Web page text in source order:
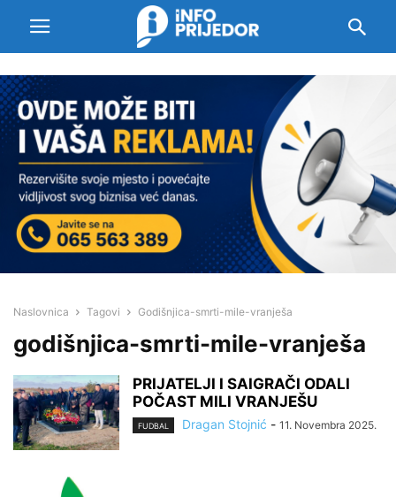
Naslovnica Tagovi Godišnjica-smrti-mile-vranješa
godišnjica-smrti-mile-vranješa
PRIJATELJI I SAIGRAČI ODALI
POČAST MILI VRANJEŠU
FUDBAL Dragan Stojnić - 11. Novembra 2025.